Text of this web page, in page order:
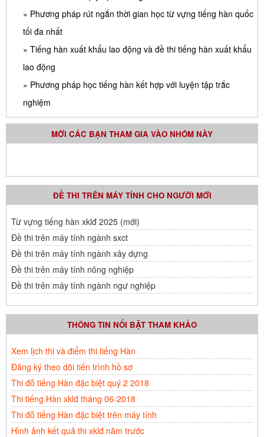
» Phương pháp rút ngắn thời gian học từ vựng tiếng hàn quốc
tối đa nhất
» Tiếng hàn xuất khẩu lao động và đề thi tiếng hàn xuất khẩu
lao động
» Phương pháp học tiếng hàn kết hợp với luyện tập trắc
nghiệm
MỜI CÁC BẠN THAM GIA VÀO NHÓM NÀY
ĐỀ THI TRÊN MÁY TÍNH CHO NGƯỜI MỚI
Từ vựng tiếng hàn xklđ 2025 (mới)
Đề thi trên máy tính ngành sxct
Đề thi trên máy tính ngành xây dựng
Đề thi trên máy tính nông nghiệp
Đề thi trên máy tính ngành ngư nghiệp
THÔNG TIN NỔI BẬT THAM KHẢO
Xem lịch thi và điểm thi tiếng Hàn
Đăng ký theo dõi tiến trình hồ sơ
Thi đỗ tiếng Hàn đặc biệt quý 2 2018
Thi tiếng Hàn xklđ tháng 06-2018
Thi đỗ tiếng Hàn đặc biệt trên máy tính
Hình ảnh kết quả thi xklđ năm trước